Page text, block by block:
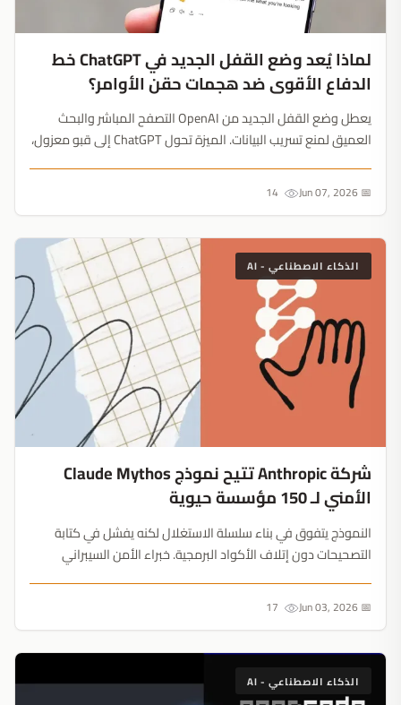
لماذا يُعد وضع القفل الجديد في ChatGPT خط
الدفاع الأقوى ضد هجمات حقن الأوامر؟
يعطل وضع القفل الجديد من OpenAI التصفح المباشر والبحث
العميق لمنع تسريب البيانات. الميزة تحول ChatGPT إلى قبو معزول،
📅 Jun 07, 2026
الذكاء الاصطناعي - AI
شركة Anthropic تتيح نموذج Claude Mythos
الأمني لـ 150 مؤسسة حيوية
النموذج يتفوق في بناء سلسلة الاستغلال لكنه يفشل في كتابة
التصحيحات دون إتلاف الأكواد البرمجية. خبراء الأمن السيبراني
📅 Jun 03, 2026
الذكاء الاصطناعي - AI